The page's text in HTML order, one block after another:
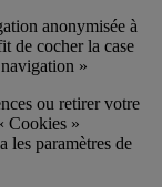
anonymisée à
de cocher la case
»
ou retirer votre
Cookies »
les paramètres de